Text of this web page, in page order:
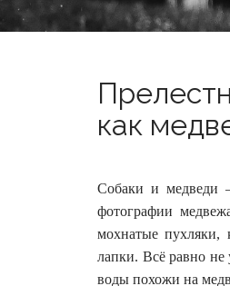
как
Собаки и медведи
фотографии
мохнатые пухляки,
лапки. Всё равно не
воды похожи на